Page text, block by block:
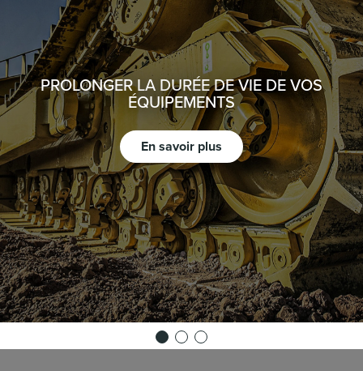
PROLONGER LA DURÉE DE VIE DE VOS
ÉQUIPEMENTS
En savoir plus